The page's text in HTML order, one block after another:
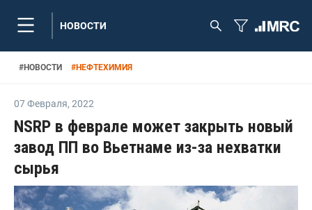
НОВОСТИ
#НОВОСТИ #НЕФТЕХИМИЯ
07 Февраля, 2022
NSRP в феврале может закрыть новый
завод ПП во Вьетнаме из-за нехватки
сырья